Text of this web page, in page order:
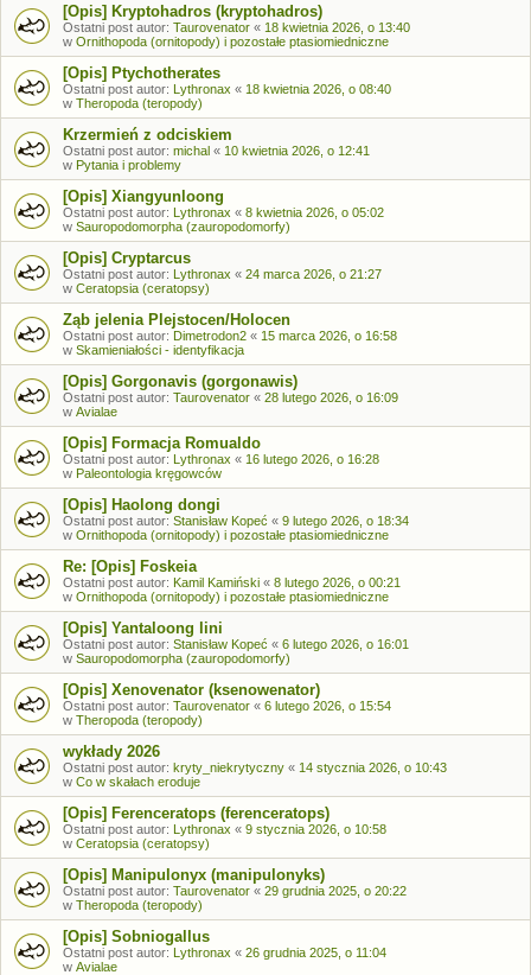
[Opis] Kryptohadros (kryptohadros)
Ostatni post autor: Taurovenator « 18 kwietnia 2026, o 13:40
w Ornithopoda (ornitopody) i pozostałe ptasiomiedniczne
[Opis] Ptychotherates
Ostatni post autor: Lythronax « 18 kwietnia 2026, o 08:40
w Theropoda (teropody)
Krzermień z odciskiem
Ostatni post autor: michal « 10 kwietnia 2026, o 12:41
w Pytania i problemy
[Opis] Xiangyunloong
Ostatni post autor: Lythronax « 8 kwietnia 2026, o 05:02
w Sauropodomorpha (zauropodomorfy)
[Opis] Cryptarcus
Ostatni post autor: Lythronax « 24 marca 2026, o 21:27
w Ceratopsia (ceratopsy)
Ząb jelenia Plejstocen/Holocen
Ostatni post autor: Dimetrodon2 « 15 marca 2026, o 16:58
w Skamieniałości - identyfikacja
[Opis] Gorgonavis (gorgonawis)
Ostatni post autor: Taurovenator « 28 lutego 2026, o 16:09
w Avialae
[Opis] Formacja Romualdo
Ostatni post autor: Lythronax « 16 lutego 2026, o 16:28
w Paleontologia kręgowców
[Opis] Haolong dongi
Ostatni post autor: Stanisław Kopeć « 9 lutego 2026, o 18:34
w Ornithopoda (ornitopody) i pozostałe ptasiomiedniczne
Re: [Opis] Foskeia
Ostatni post autor: Kamil Kamiński « 8 lutego 2026, o 00:21
w Ornithopoda (ornitopody) i pozostałe ptasiomiedniczne
[Opis] Yantaloong lini
Ostatni post autor: Stanisław Kopeć « 6 lutego 2026, o 16:01
w Sauropodomorpha (zauropodomorfy)
[Opis] Xenovenator (ksenowenator)
Ostatni post autor: Taurovenator « 6 lutego 2026, o 15:54
w Theropoda (teropody)
wykłady 2026
Ostatni post autor: kryty_niekrytyczny « 14 stycznia 2026, o 10:43
w Co w skałach eroduje
[Opis] Ferenceratops (ferenceratops)
Ostatni post autor: Lythronax « 9 stycznia 2026, o 10:58
w Ceratopsia (ceratopsy)
[Opis] Manipulonyx (manipulonyks)
Ostatni post autor: Taurovenator « 29 grudnia 2025, o 20:22
w Theropoda (teropody)
[Opis] Sobniogallus
Ostatni post autor: Lythronax « 26 grudnia 2025, o 11:04
w Avialae